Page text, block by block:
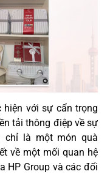
với sự cẩn trọng
tải thông điệp về sự
chỉ là một món quà
về một mối quan hệ
HP Group và các đối